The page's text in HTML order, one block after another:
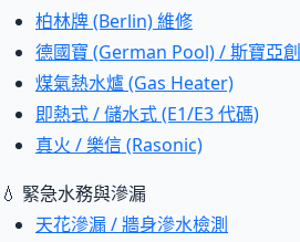
柏林牌 (Berlin) 維修
德國寶 (German Pool) / 斯寶亞創
煤氣熱水爐 (Gas Heater)
即熱式 / 儲水式 (E1/E3 代碼)
真火 / 樂信 (Rasonic)
💧 緊急水務與滲漏
天花滲漏 / 牆身滲水檢測